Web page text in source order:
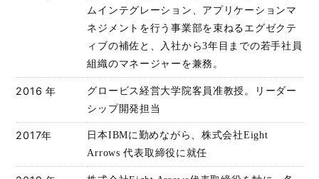
ムインテグレーション、アプリケーションマ
ネジメントを行う事業部を束ねるエグゼクテ
ィブの補佐と、入社から3年目までの若手社員
組織のマネージャーを兼務。
2016 年
グロービス経営大学院客員准教授。リーダー
シップ開発担当
2017年
日本IBMに勤めながら、株式会社Eight
Arrows 代表取締役に就任